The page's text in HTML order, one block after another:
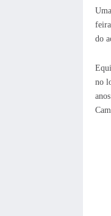
do
no